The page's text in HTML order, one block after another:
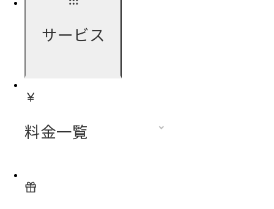
サービス
料金一覧